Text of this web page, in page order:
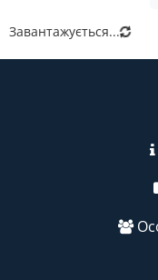
Завантажується...